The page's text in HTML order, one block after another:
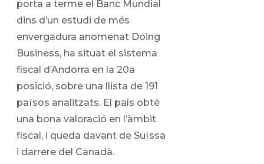
porta a terme el Banc Mundial
dins d’un estudi de més
envergadura anomenat Doing
Business, ha situat el sistema
fiscal d’Andorra en la 20a
posició, sobre una llista de 191
països analitzats. El país obté
una bona valoració en l’àmbit
fiscal, i queda davant de Suïssa
i darrere del Canadà.